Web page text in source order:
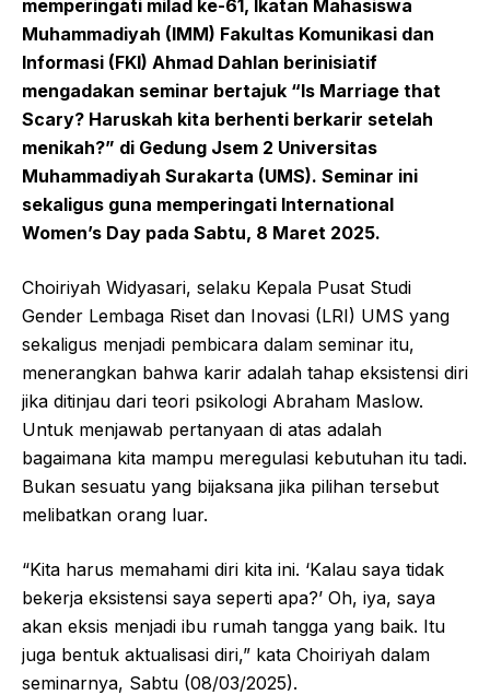
memperingati milad ke-61, Ikatan Mahasiswa
Muhammadiyah (IMM) Fakultas Komunikasi dan
Informasi (FKI) Ahmad Dahlan berinisiatif
mengadakan seminar bertajuk “Is Marriage that
Scary? Haruskah kita berhenti berkarir setelah
menikah?” di Gedung Jsem 2 Universitas
Muhammadiyah Surakarta (UMS). Seminar ini
sekaligus guna memperingati International
Women’s Day pada Sabtu, 8 Maret 2025.
Choiriyah Widyasari, selaku Kepala Pusat Studi
Gender Lembaga Riset dan Inovasi (LRI) UMS yang
sekaligus menjadi pembicara dalam seminar itu,
menerangkan bahwa karir adalah tahap eksistensi diri
jika ditinjau dari teori psikologi Abraham Maslow.
Untuk menjawab pertanyaan di atas adalah
bagaimana kita mampu meregulasi kebutuhan itu tadi.
Bukan sesuatu yang bijaksana jika pilihan tersebut
melibatkan orang luar.
“Kita harus memahami diri kita ini. ‘Kalau saya tidak
bekerja eksistensi saya seperti apa?’ Oh, iya, saya
akan eksis menjadi ibu rumah tangga yang baik. Itu
juga bentuk aktualisasi diri,” kata Choiriyah dalam
seminarnya, Sabtu (08/03/2025).